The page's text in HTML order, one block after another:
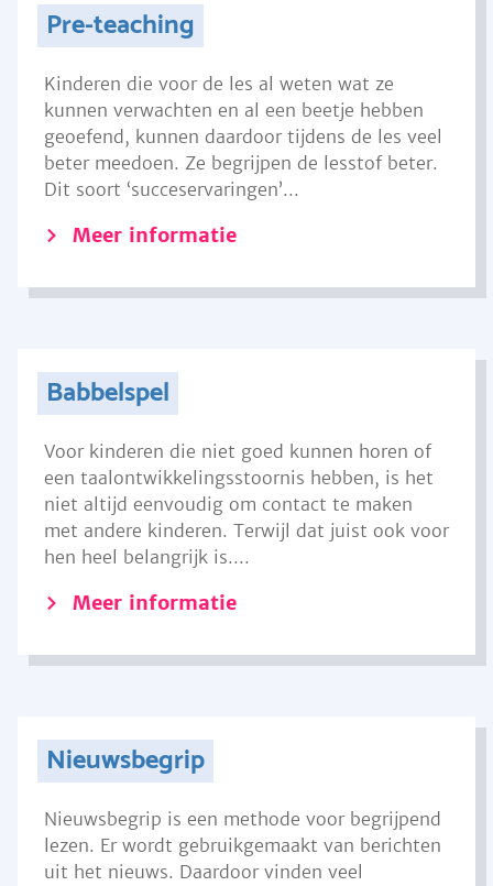
Pre-teaching
Kinderen die voor de les al weten wat ze
kunnen verwachten en al een beetje hebben
geoefend, kunnen daardoor tijdens de les veel
beter meedoen. Ze begrijpen de lesstof beter.
Dit soort ‘succeservaringen’...
Meer informatie
Babbelspel
Voor kinderen die niet goed kunnen horen of
een taalontwikkelingsstoornis hebben, is het
niet altijd eenvoudig om contact te maken
met andere kinderen. Terwijl dat juist ook voor
hen heel belangrijk is....
Meer informatie
Nieuwsbegrip
Nieuwsbegrip is een methode voor begrijpend
lezen. Er wordt gebruikgemaakt van berichten
uit het nieuws. Daardoor vinden veel